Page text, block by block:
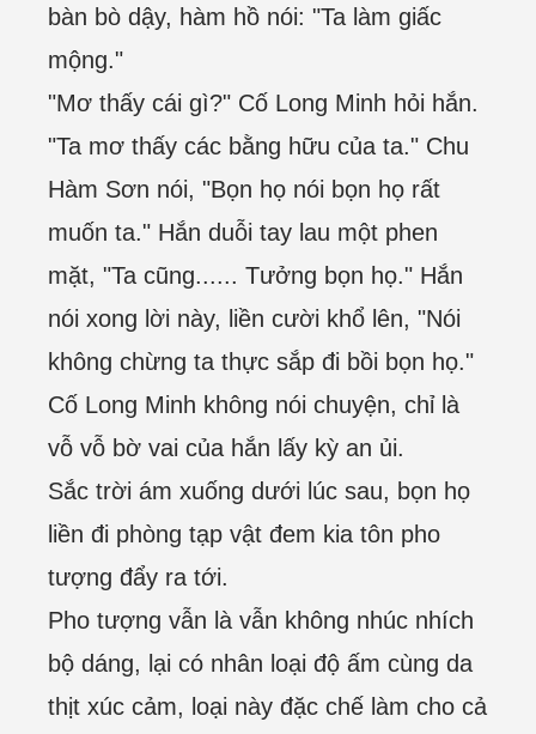
bàn bò dậy, hàm hồ nói: "Ta làm giấc
mộng."
"Mơ thấy cái gì?" Cố Long Minh hỏi hắn.
"Ta mơ thấy các bằng hữu của ta." Chu
Hàm Sơn nói, "Bọn họ nói bọn họ rất
muốn ta." Hắn duỗi tay lau một phen
mặt, "Ta cũng...... Tưởng bọn họ." Hắn
nói xong lời này, liền cười khổ lên, "Nói
không chừng ta thực sắp đi bồi bọn họ."
Cố Long Minh không nói chuyện, chỉ là
vỗ vỗ bờ vai của hắn lấy kỳ an ủi.
Sắc trời ám xuống dưới lúc sau, bọn họ
liền đi phòng tạp vật đem kia tôn pho
tượng đẩy ra tới.
Pho tượng vẫn là vẫn không nhúc nhích
bộ dáng, lại có nhân loại độ ấm cùng da
thịt xúc cảm, loại này đặc chế làm cho cả